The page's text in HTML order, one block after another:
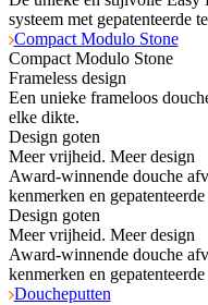
systeem met gepatenteerde
Compact Modulo Stone
Compact Modulo Stone
Frameless design
Een unieke frameloos
elke dikte.
Design goten
Meer vrijheid. Meer design
Award-winnende douche
kenmerken en
Design goten
Meer vrijheid. Meer design
Award-winnende douche
kenmerken en
Doucheputten